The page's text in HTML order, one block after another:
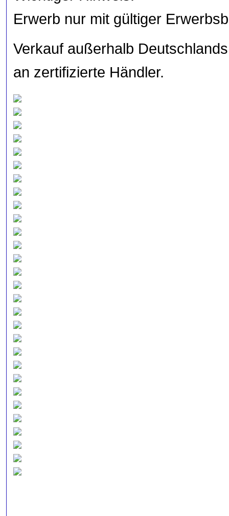
Erwerb nur mit gültiger
Verkauf außerhalb
an zertifizierte Händler.